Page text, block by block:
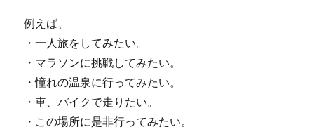
例えば、
・一人旅をしてみたい。
・マラソンに挑戦してみたい。
・憧れの温泉に行ってみたい。
・車、バイクで走りたい。
・この場所に是非行ってみたい。